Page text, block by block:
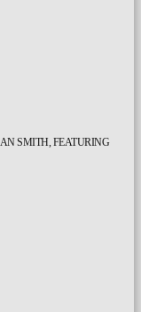
SMITH, FEATURING